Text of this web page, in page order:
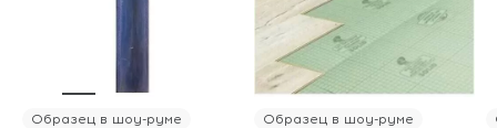
Образец в шоу-руме Образец в шоу-руме